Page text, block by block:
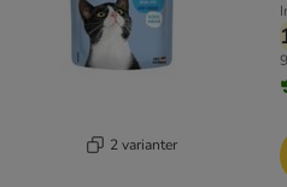
2 varianter